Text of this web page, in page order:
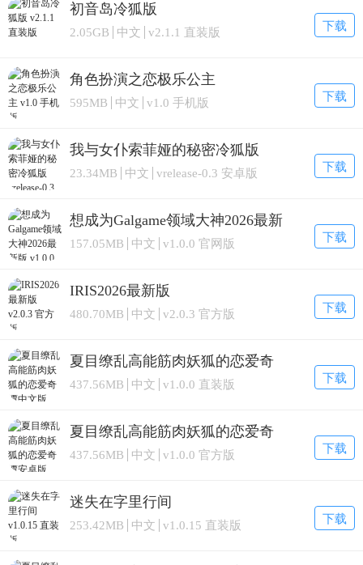
初音岛冷狐版
2.05GB 中文 v2.1.1 直装版 下载
角色扮演之恋极乐公主
595MB 中文 v1.0 手机版 下载
我与女仆索菲娅的秘密冷狐版
23.34MB 中文 vrelease-0.3 安卓版 下载
想成为Galgame领域大神2026最新
版
157.05MB 中文 v1.0.0 官网版 下载
IRIS2026最新版
480.70MB 中文 v2.0.3 官方版 下载
夏目缭乱高能筋肉妖狐的恋爱奇
谭中文版
437.56MB 中文 v1.0.0 直装版 下载
夏目缭乱高能筋肉妖狐的恋爱奇
谭安卓版
437.56MB 中文 v1.0.0 官方版 下载
迷失在字里行间
253.42MB 中文 v1.0.15 直装版 下载